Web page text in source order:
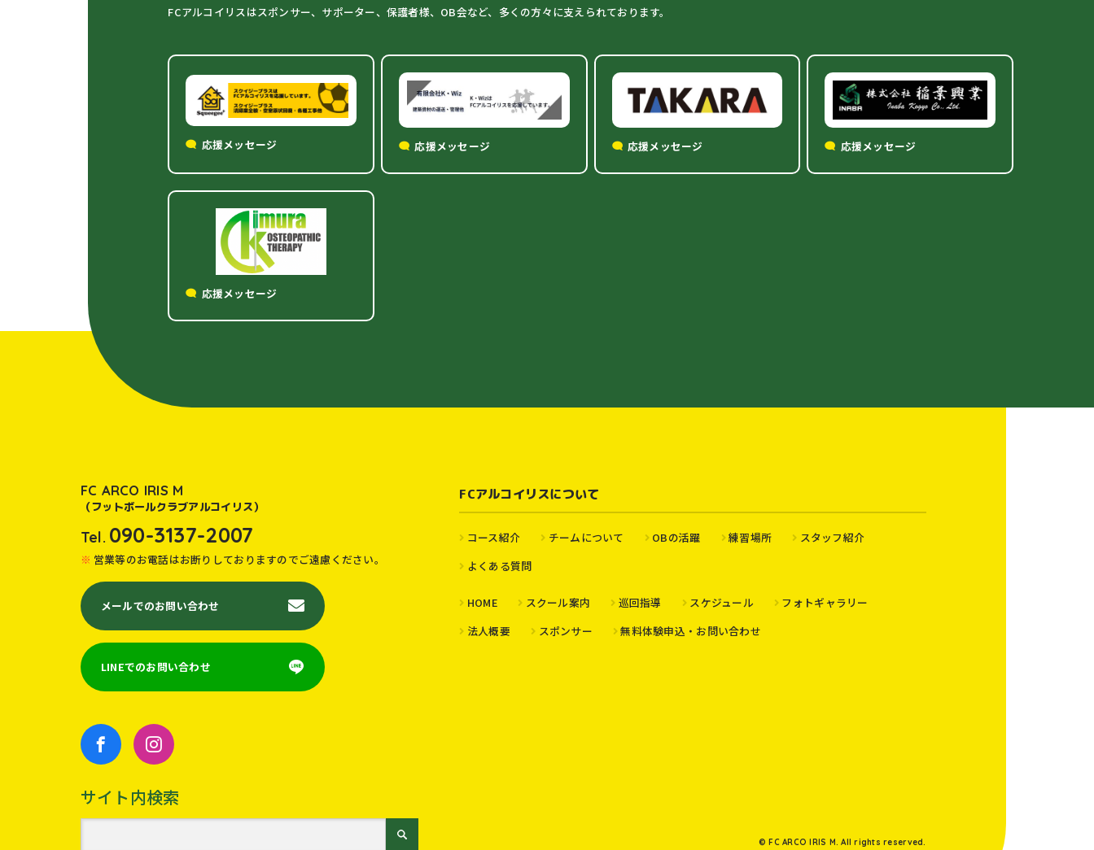
FCアルコイリスはスポンサー、サポーター、保護者様、OB会など、多くの方々に支えられております。
応援メッセージ 応援メッセージ 応援メッセージ 応援メッセージ
応援メッセージ
FC ARCO IRIS M
（フットボールクラブアルコイリス）
Tel. 090-3137-2007
営業等のお電話はお断りしておりますのでご遠慮ください。
メールでのお問い合わせ
LINEでのお問い合わせ
サイト内検索
FCアルコイリスについて
コース紹介 チームについて OBの活躍 練習場所
スタッフ紹介
よくある質問
HOME スクール案内 巡回指導 スケジュール
フォトギャラリー
法人概要
スポンサー 無料体験申込・お問い合わせ
© FC ARCO IRIS M. All rights reserved.